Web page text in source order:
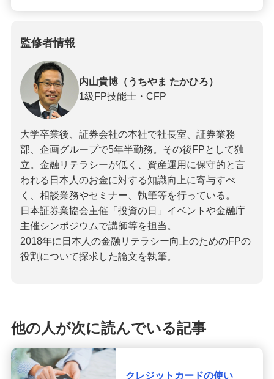
監修者情報
内山貴博（うちやま たかひろ）
1級FP技能士・CFP
大学卒業後、証券会社の本社で社長室、証券業務
部、企画グループで5年半勤務。その後FPとして独
立。金融リテラシーが低く、資産運用に保守的と言
われる日本人のお金に対する知識向上に寄与すべ
く、相談業務やセミナー、執筆等を行っている。
日本証券業協会主催「投資の日」イベントや金融庁
主催シンポジウムで講師等を担当。
2018年に日本人の金融リテラシー向上のためのFPの
役割について探求した論文を執筆。
他の人が次に読んでいる記事
クレジットカードの使い